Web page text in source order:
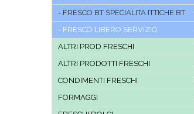
FRESCO BT SPECIALITA ITTICHE BT
FRESCO LIBERO SERVIZIO
ALTRI PROD FRESCHI
ALTRI PRODOTTI FRESCHI
CONDIMENTI FRESCHI
FORMAGGI